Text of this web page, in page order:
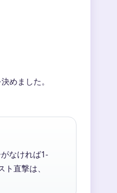
めました。
なければ1-
直撃は、